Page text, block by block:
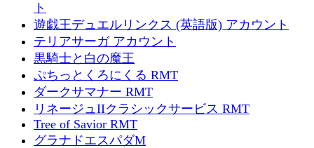
ト
遊戯王デュエルリンクス (英語版) アカウント
テリアサーガ アカウント
黒騎士と白の魔王
ぷちっとくろにくる RMT
ダークサマナー RMT
リネージュIIクラシックサービス RMT
Tree of Savior RMT
グラナドエスパダM